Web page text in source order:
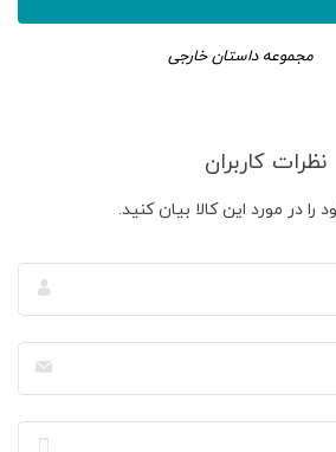
مجموعه داستان خارجی
نظرات کاربران
را در مورد این کالا بیان کنید.